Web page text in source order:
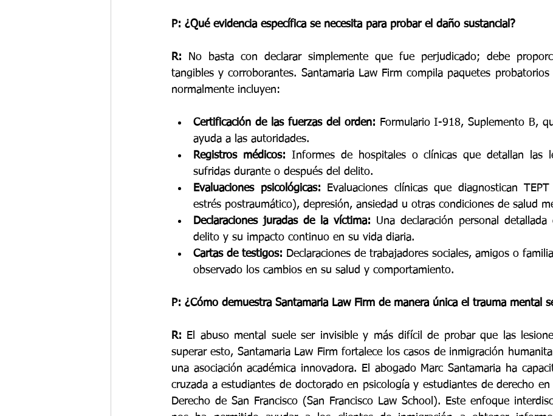
P: ¿Qué evidencia específica se necesita para probar el daño sustancial?
R: No basta con declarar simplemente que fue perjudicado; debe
tangibles y corroborantes. Santamaria Law Firm compila paquetes probatorios
normalmente incluyen:
Certificación de las fuerzas del orden: Formulario I-918, Suplemento B,
ayuda a las autoridades.
Registros médicos: Informes de hospitales o clínicas que detallan las
sufridas durante o después del delito.
Evaluaciones psicológicas: Evaluaciones clínicas que diagnostican
estrés postraumático), depresión, ansiedad u otras condiciones de salud
Declaraciones juradas de la víctima: Una declaración personal detallada
delito y su impacto continuo en su vida diaria.
Cartas de testigos: Declaraciones de trabajadores sociales, amigos o
observado los cambios en su salud y comportamiento.
P: ¿Cómo demuestra Santamaria Law Firm de manera única el trauma mental
R: El abuso mental suele ser invisible y más difícil de probar que las
superar esto, Santamaria Law Firm fortalece los casos de inmigración
una asociación académica innovadora. El abogado Marc Santamaria ha
cruzada a estudiantes de doctorado en psicología y estudiantes de derecho
Derecho de San Francisco (San Francisco Law School). Este enfoque